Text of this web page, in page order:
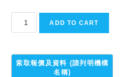
子
碼
式
ADD TO CART